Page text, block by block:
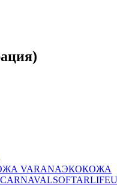
VARANAЭКОКОЖА
CARNAVALSOFTARLIFE